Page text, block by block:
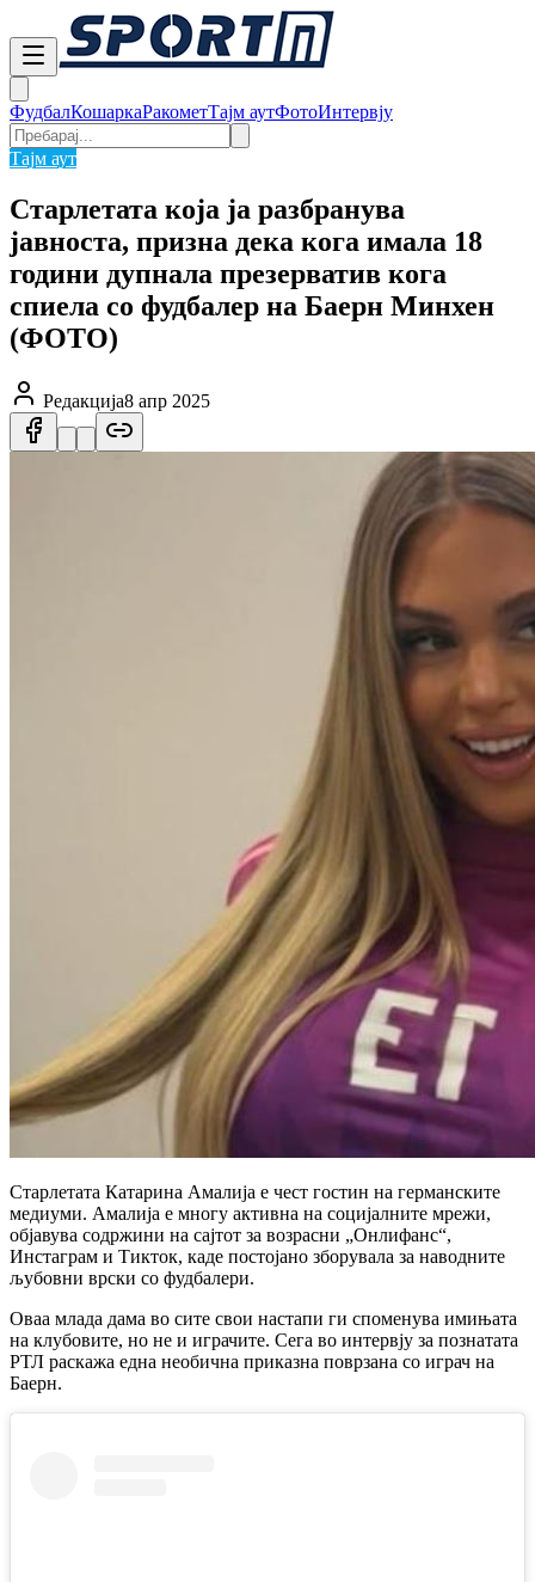
ФудбалКошаркаРакометТајм аутФотоИнтервју
Тајм аут
Старлетата која ја разбранува
јавноста, призна дека кога имала 18
години дупнала презерватив кога
спиела со фудбалер на Баерн Минхен
(ФОТО)
Редакција8 апр 2025
Старлетата Катарина Амалија е чест гостин на германските
медиуми. Амалија е многу активна на социјалните мрежи,
објавува содржини на сајтот за возрасни „Онлифанс“,
Инстаграм и Тикток, каде постојано зборувала за наводните
љубовни врски со фудбалери.
Оваа млада дама во сите свои настапи ги споменува имињата
на клубовите, но не и играчите. Сега во интервју за познатата
РТЛ раскажа една необична приказна поврзана со играч на
Баерн.